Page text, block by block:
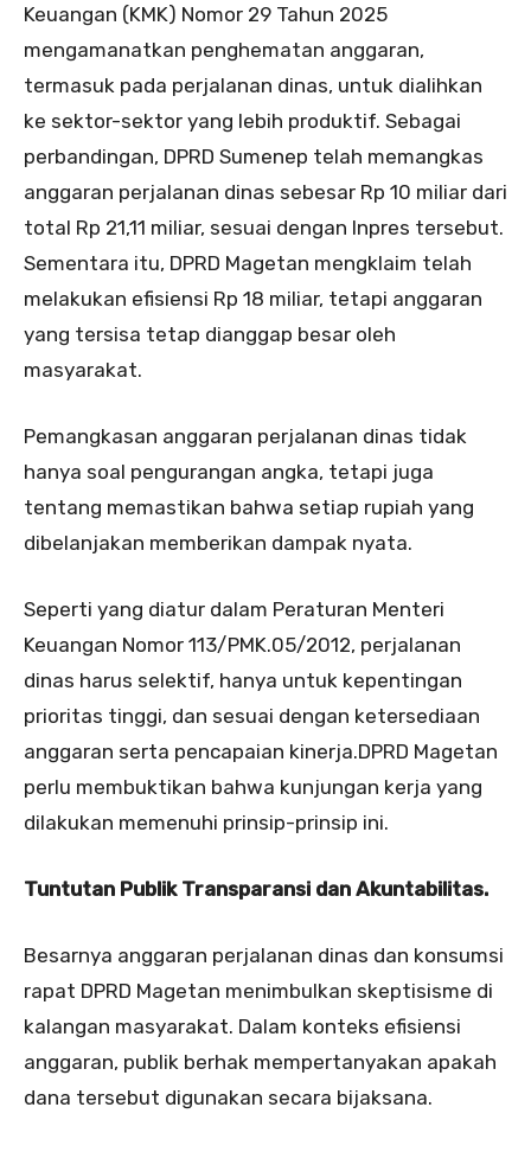
Keuangan (KMK) Nomor 29 Tahun 2025
mengamanatkan penghematan anggaran,
termasuk pada perjalanan dinas, untuk dialihkan
ke sektor-sektor yang lebih produktif. Sebagai
perbandingan, DPRD Sumenep telah memangkas
anggaran perjalanan dinas sebesar Rp 10 miliar dari
total Rp 21,11 miliar, sesuai dengan Inpres tersebut.
Sementara itu, DPRD Magetan mengklaim telah
melakukan efisiensi Rp 18 miliar, tetapi anggaran
yang tersisa tetap dianggap besar oleh
masyarakat.
Pemangkasan anggaran perjalanan dinas tidak
hanya soal pengurangan angka, tetapi juga
tentang memastikan bahwa setiap rupiah yang
dibelanjakan memberikan dampak nyata.
Seperti yang diatur dalam Peraturan Menteri
Keuangan Nomor 113/PMK.05/2012, perjalanan
dinas harus selektif, hanya untuk kepentingan
prioritas tinggi, dan sesuai dengan ketersediaan
anggaran serta pencapaian kinerja.DPRD Magetan
perlu membuktikan bahwa kunjungan kerja yang
dilakukan memenuhi prinsip-prinsip ini.
Tuntutan Publik Transparansi dan Akuntabilitas.
Besarnya anggaran perjalanan dinas dan konsumsi
rapat DPRD Magetan menimbulkan skeptisisme di
kalangan masyarakat. Dalam konteks efisiensi
anggaran, publik berhak mempertanyakan apakah
dana tersebut digunakan secara bijaksana.